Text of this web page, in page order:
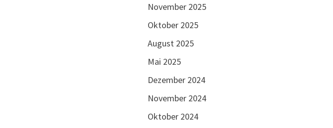
November 2025
Oktober 2025
August 2025
Mai 2025
Dezember 2024
November 2024
Oktober 2024